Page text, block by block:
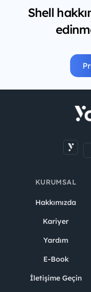
Shell
KURUMSAL
Hakkımızda
Kariyer
Yardım
E-Book
İletişime Geçin